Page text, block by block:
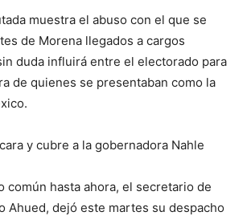
muestra el abuso con el que se
de Morena llegados a cargos
duda influirá entre el electorado para
de quienes se presentaban como la
y cubre a la gobernadora Nahle
común hasta ahora, el secretario de
Ahued, dejó este martes su despacho